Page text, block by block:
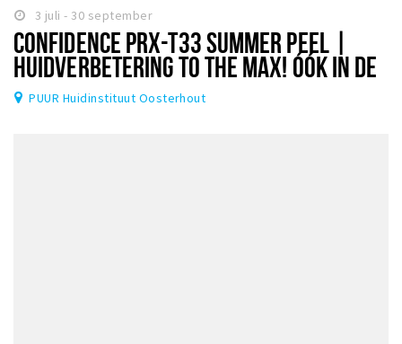
3 juli - 30 september
CONFIDENCE PRX-T33 SUMMER PEEL |
HUIDVERBETERING TO THE MAX! ÓÓK IN DE
ZOMER!
PUUR Huidinstituut Oosterhout